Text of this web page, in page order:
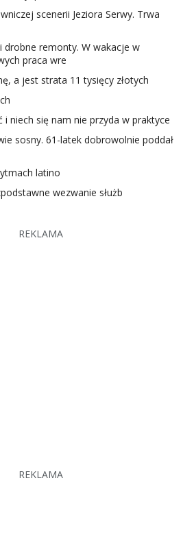
scenerii Jeziora Serwy. Trwa
drobne remonty. W wakacje w
praca wre
a jest strata 11 tysięcy złotych
i niech się nam nie przyda w praktyce
sosny. 61-latek dobrowolnie poddał
latino
wezwanie służb
REKLAMA
REKLAMA